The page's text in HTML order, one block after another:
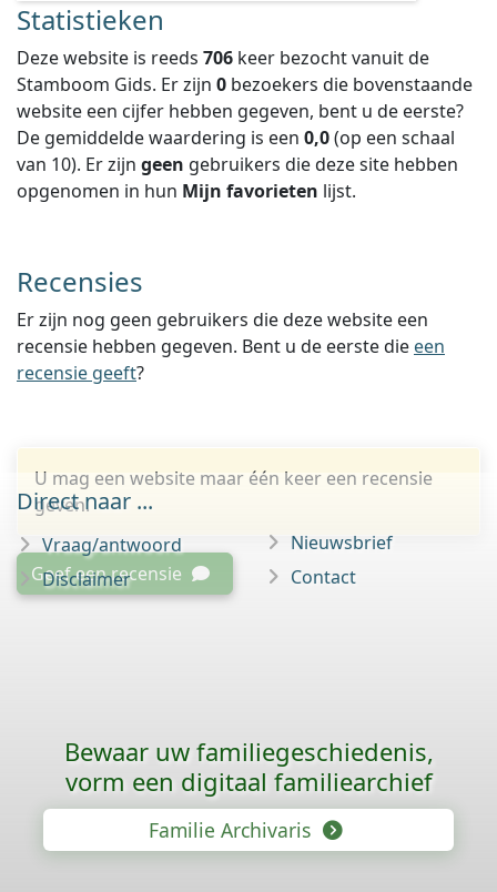
Statistieken
Deze website is reeds 706 keer bezocht vanuit de
Stamboom Gids. Er zijn 0 bezoekers die bovenstaande
website een cijfer hebben gegeven, bent u de eerste?
De gemiddelde waardering is een 0,0(op een schaal
van 10). Er zijn geen gebruikers die deze site hebben
opgenomen in hun Mijn favorieten lijst.
Recensies
Er zijn nog geen gebruikers die deze website een
recensie hebben gegeven. Bent u de eerste die een
recensie geeft?
U mag een website maar één keer een recensie
geven.
Geef een recensie
Direct naar ...
Vraag/antwoord
Disclaimer
Nieuwsbrief
Contact
Bewaar uw familie­geschiedenis,
vorm een digitaal familiearchief
Familie Archivaris